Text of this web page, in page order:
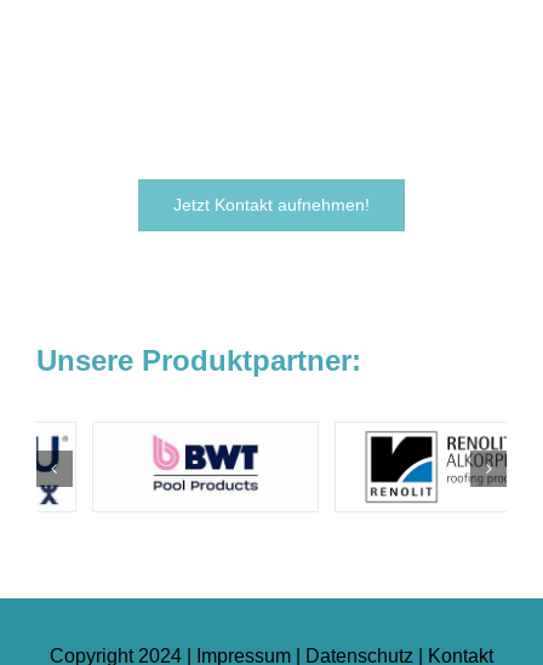
Jetzt Kontakt aufnehmen!
Unsere Produktpartner:
Copyright 2024 | Impressum Datenschutz Kontakt